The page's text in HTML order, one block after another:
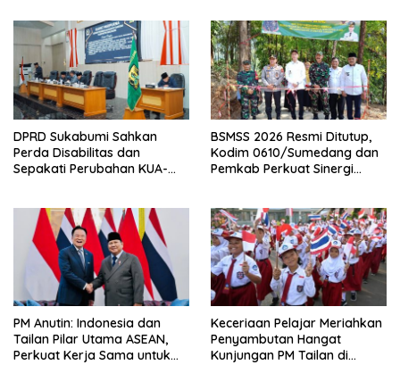
DPRD Sukabumi Sahkan
Perda Disabilitas dan
Sepakati Perubahan KUA-
BSMSS 2026 Resmi Ditutup,
Kodim 0610/Sumedang dan
Pemkab Perkuat Sinergi
PM Anutin: Indonesia dan
Tailan Pilar Utama ASEAN,
Perkuat Kerja Sama untuk
Keceriaan Pelajar Meriahkan
Penyambutan Hangat
Kunjungan PM Tailan di